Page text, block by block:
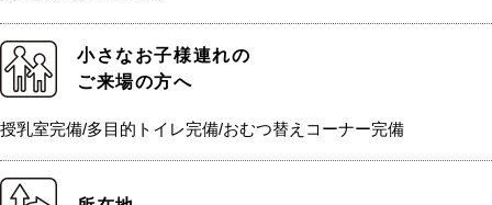
小さなお子様連れの
ご来場の方へ
授乳室完備/多目的トイレ完備/おむつ替えコーナー完備